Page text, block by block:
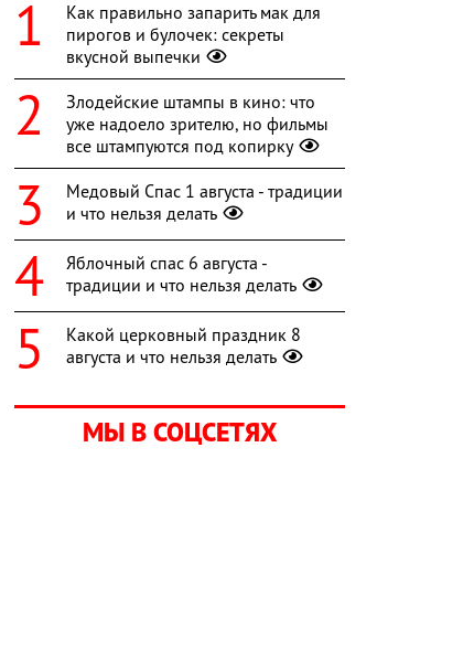
Как правильно запарить мак для
пирогов и булочек: секреты
вкусной выпечки
Злодейские штампы в кино: что
уже надоело зрителю, но фильмы
все штампуются под копирку
Медовый Спас 1 августа - традиции
и что нельзя делать
Яблочный спас 6 августа -
традиции и что нельзя делать
Какой церковный праздник 8
августа и что нельзя делать
МЫ В СОЦСЕТЯХ